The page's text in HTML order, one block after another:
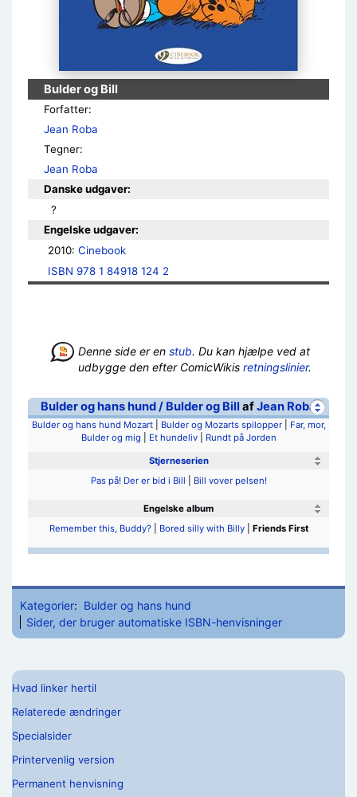
Bulder og Bill
Forfatter:
Jean Roba
Tegner:
Jean Roba
Danske udgaver:
?
Engelske udgaver:
2010: Cinebook
ISBN 978 1 84918 124 2
Denne side er en stub. Du kan hjælpe ved at
udbygge den efter ComicWikis retningslinier.
Bulder og hans hund / Bulder og Bill afJean Roba
Bulder og hans hund Mozart| Bulder og Mozarts spilopper|
Far, mor,
Bulder og mig
Et hundeliv| Rundt på Jorden
Stjerneserien
Pas på! Der er bid i Bill
Bill vover pelsen!
Engelske album
Remember this, Buddy?| Bored silly with Billy| Friends First
Kategorier: Bulder og hans hund
Sider, der bruger automatiske ISBN-henvisninger
Hvad linker hertil
Relaterede ændringer
Specialsider
Printervenlig version
Permanent henvisning